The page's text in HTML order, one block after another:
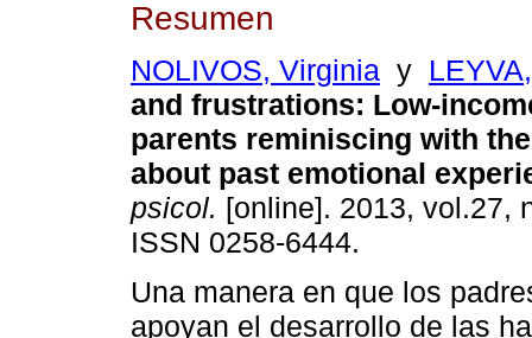
Resumen
NOLIVOS, Virginia y
and frustrations: Low-
parents reminiscing with
about past emotional
psicol. [online]. 2013, vol.27,
ISSN 0258-6444.
Una manera en que los
apoyan el desarrollo de las